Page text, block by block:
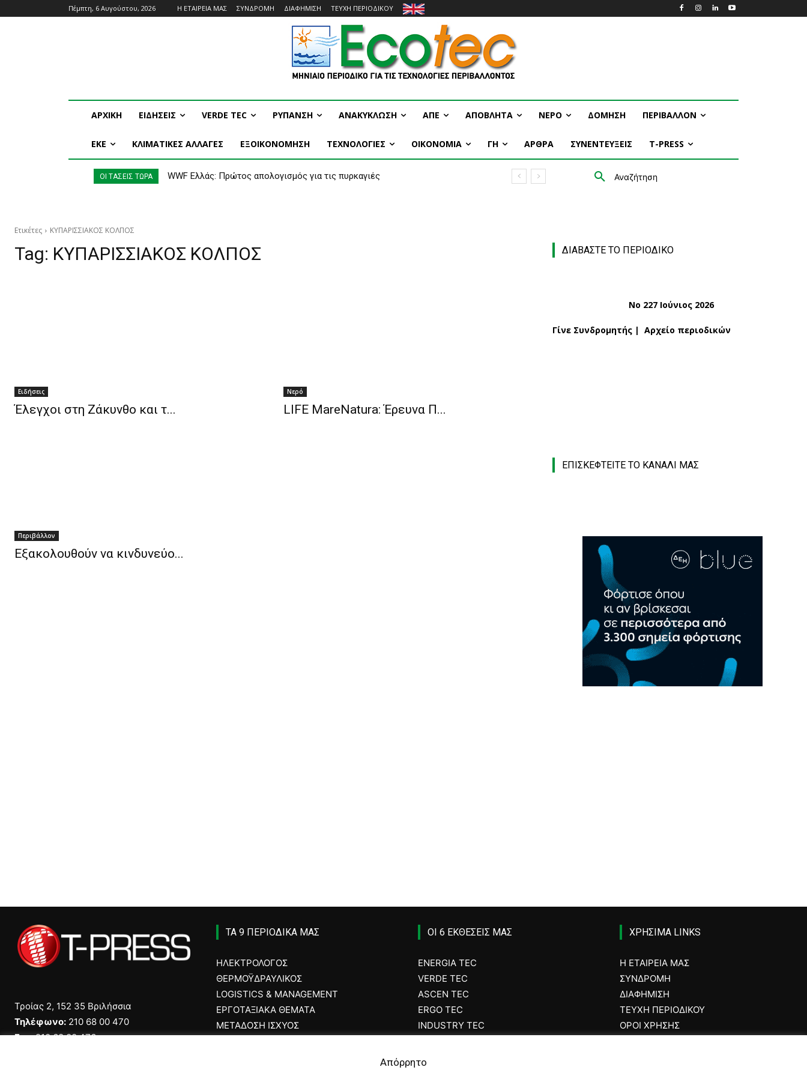
Πέμπτη, 6 Αυγούστου, 2026 Η ΕΤΑΙΡΕΙΑ ΜΑΣ ΣΥΝΔΡΟΜΗ ΔΙΑΦΗΜΙΣΗ ΤΕΥΧΗ ΠΕΡΙΟΔΙΚΟΥ
ΑΡΧΙΚΗ ΕΙΔΗΣΕΙΣ VERDE TEC ΡΥΠΑΝΣΗ ΑΝΑΚΥΚΛΩΣΗ ΑΠΕ ΑΠΟΒΛΗΤΑ ΝΕΡΟ ΔΟΜΗΣΗ ΠΕΡΙΒΑΛΛΟΝ
ΕΚΕ ΚΛΙΜΑΤΙΚΕΣ ΑΛΛΑΓΕΣ ΕΞΟΙΚΟΝΟΜΗΣΗ ΤΕΧΝΟΛΟΓΙΕΣ OIKONOMIA ΓΗ ΑΡΘΡΑ ΣΥΝΕΝΤΕΥΞΕΙΣ T-PRESS
ΟΙ ΤΑΣΕΙΣ ΤΩΡΑ WWF Ελλάς: Πρώτος απολογισμός για τις πυρκαγιές Αναζήτηση
Ετικέτες ΚΥΠΑΡΙΣΣΙΑΚΟΣ ΚΟΛΠΟΣ
Tag: ΚΥΠΑΡΙΣΣΙΑΚΟΣ ΚΟΛΠΟΣ
Ειδήσεις
Έλεγχοι στη Ζάκυνθο και τ...
Νερό
LIFE MareNatura: Έρευνα Π...
Περιβάλλον
Εξακολουθούν να κινδυνεύο...
ΔΙΑΒΑΣΤΕ ΤΟ ΠΕΡΙΟΔΙΚΟ
Νο 227 Ιούνιος 2026
Γίνε Συνδρομητής | Αρχείο περιοδικών
ΕΠΙΣΚΕΦΤΕΙΤΕ ΤΟ ΚΑΝΑΛΙ ΜΑΣ
Τροίας 2, 152 35 Βριλήσσια
Τηλέφωνο: 210 68 00 470
Fax:210 68 00 476,
ΤΑ 9 ΠΕΡΙΟΔΙΚΑ ΜΑΣ
ΗΛΕΚΤΡΟΛΟΓΟΣ
ΘΕΡΜΟΫΔΡΑΥΛΙΚΟΣ
LOGISTICS & MANAGEMENT
ΕΡΓΟΤΑΞΙΑΚΑ ΘΕΜΑΤΑ
ΜΕΤΑΔΟΣΗ ΙΣΧΥΟΣ
ΟΙ 6 ΕΚΘΕΣΕΙΣ ΜΑΣ
ENERGIA TEC
VERDE TEC
ASCEN TEC
ERGO TEC
INDUSTRY TEC
ΧΡΗΣΙΜΑ LINKS
Η ΕΤΑΙΡΕΙΑ ΜΑΣ
ΣΥΝΔΡΟΜΗ
ΔΙΑΦΗΜΙΣΗ
ΤΕΥΧΗ ΠΕΡΙΟΔΙΚΟΥ
ΟΡΟΙ ΧΡΗΣΗΣ
Απόρρητο